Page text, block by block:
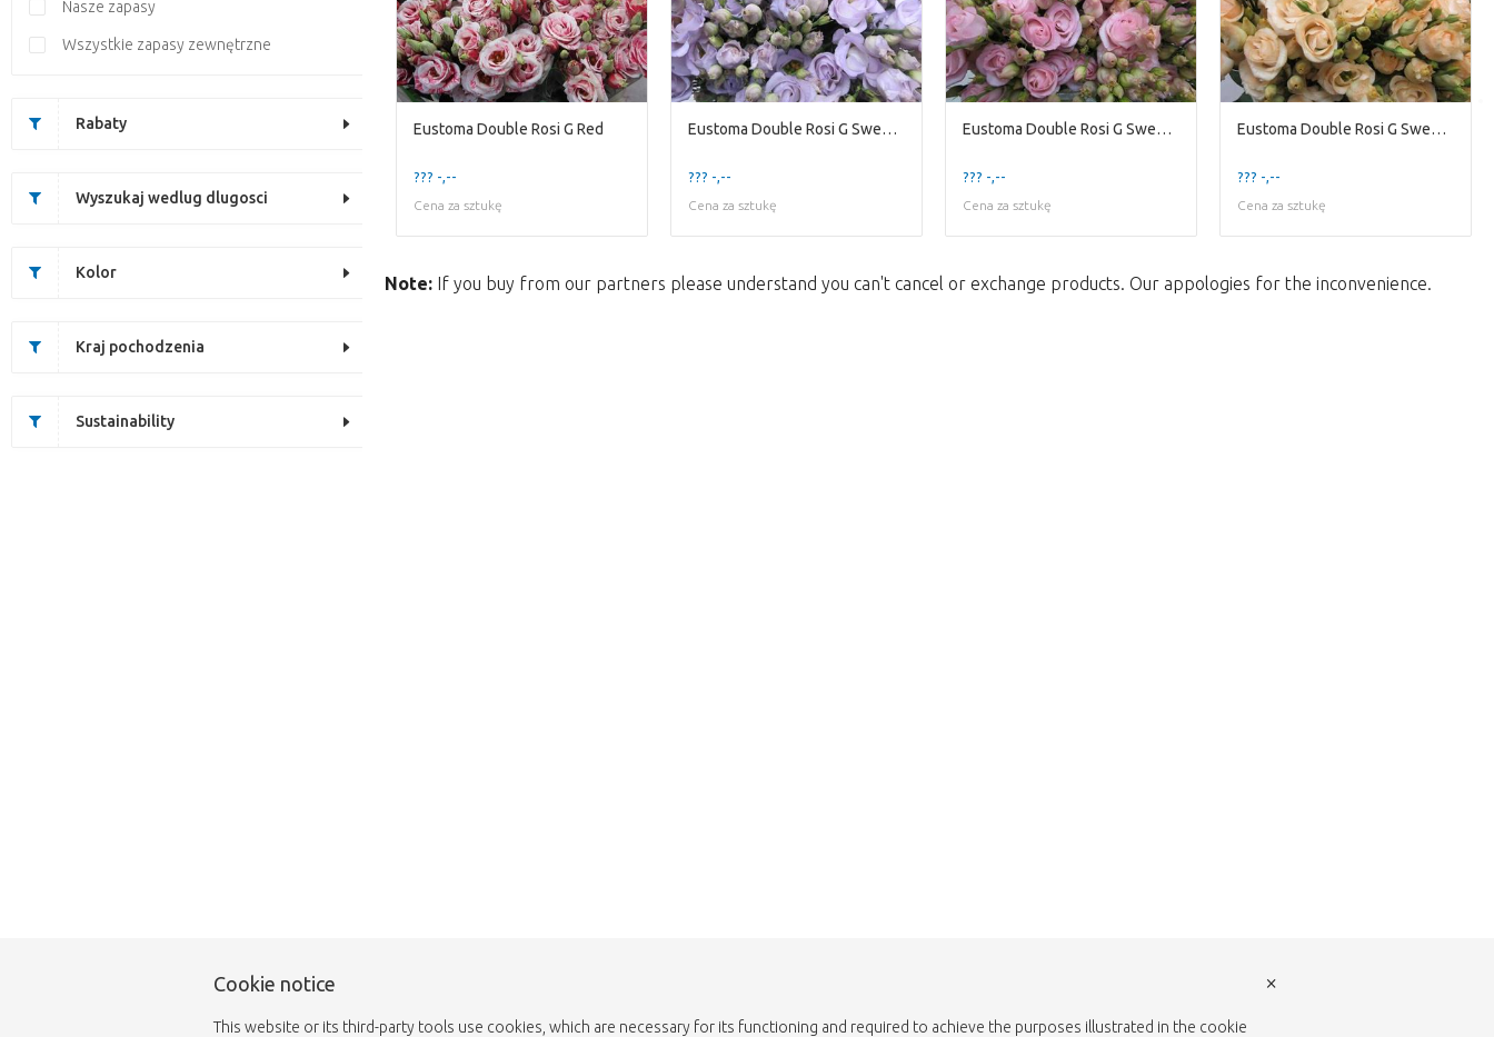
Nasze zapasy
Wszystkie zapasy zewnętrzne
Rabaty
Wyszukaj wedlug dlugosci
Kolor
Kraj pochodzenia
Sustainability
Eustoma Double Rosi G Red
??? -,--
Cena za sztukę
Eustoma Double Rosi G Sweet Milka
??? -,--
Cena za sztukę
Eustoma Double Rosi G Sweet Rose
??? -,--
Cena za sztukę
Eustoma Double Rosi G Sweet Salmon
??? -,--
Cena za sztukę
Note: If you buy from our partners please understand you can't cancel or exchange products. Our appologies for the inconvenience.
Cookie notice
This website or its third-party tools use cookies, which are necessary for its functioning and required to achieve the purposes illustrated in the cookie
×